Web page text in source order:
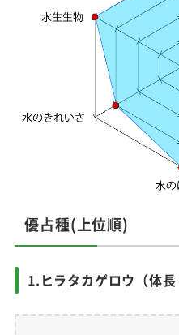
優占種(上位順)
1.ヒラタカゲロウ（体長